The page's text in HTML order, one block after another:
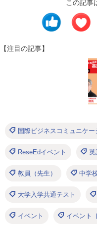
この記事
【注目の記事】
国際ビジネスコミュニケー
ReseEdイベント 英
教員（先生） 中学
大学入学共通テスト
イベント イベント